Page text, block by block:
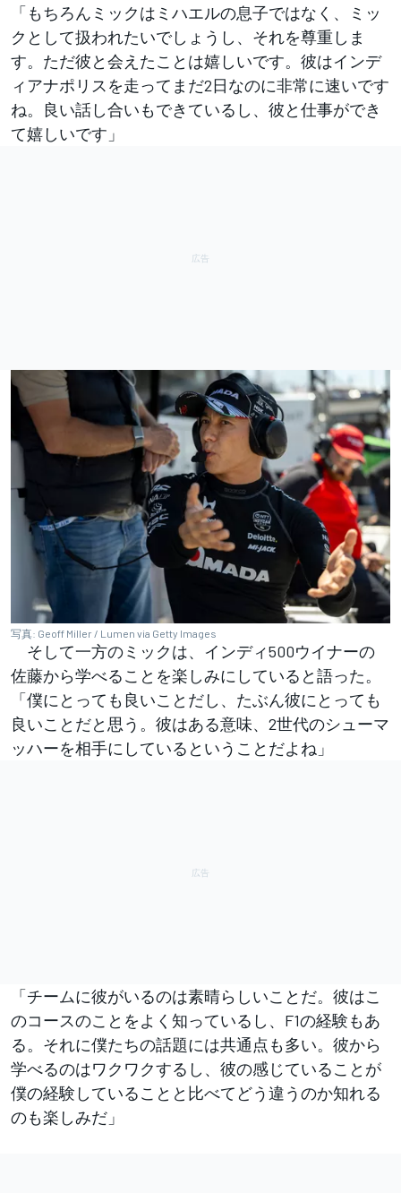
「もちろんミックはミハエルの息子ではなく、ミッ
クとして扱われたいでしょうし、それを尊重しま
す。ただ彼と会えたことは嬉しいです。彼はインデ
ィアナポリスを走ってまだ2日なのに非常に速いです
ね。良い話し合いもできているし、彼と仕事ができ
て嬉しいです」
写真: Geoff Miller / Lumen via Getty Images
そして一方のミックは、インディ500ウイナーの
佐藤から学べることを楽しみにしていると語った。
「僕にとっても良いことだし、たぶん彼にとっても
良いことだと思う。彼はある意味、2世代のシューマ
ッハーを相手にしているということだよね」
「チームに彼がいるのは素晴らしいことだ。彼はこ
のコースのことをよく知っているし、F1の経験もあ
る。それに僕たちの話題には共通点も多い。彼から
学べるのはワクワクするし、彼の感じていることが
僕の経験していることと比べてどう違うのか知れる
のも楽しみだ」